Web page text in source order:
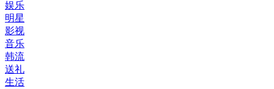
娱乐
明星
影视
音乐
韩流
送礼
生活